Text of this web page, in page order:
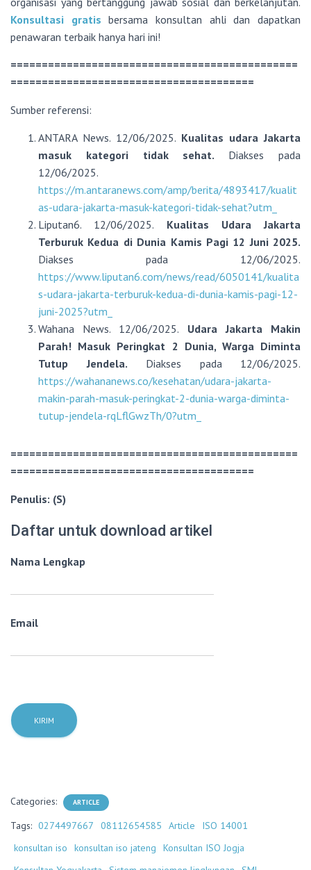
Konsultasi gratis bersama konsultan ahli dan dapatkan
penawaran terbaik hanya hari ini!
==============================================
=======================================
Sumber referensi:
ANTARA News. 12/06/2025. Kualitas udara Jakarta
masuk kategori tidak sehat. Diakses pada
12/06/2025.
https://m.antaranews.com/amp/berita/4893417/kualit
as-udara-jakarta-masuk-kategori-tidak-sehat?utm_
Liputan6. 12/06/2025. Kualitas Udara Jakarta
Terburuk Kedua di Dunia Kamis Pagi 12 Juni 2025.
Diakses pada 12/06/2025.
https://www.liputan6.com/news/read/6050141/kualita
s-udara-jakarta-terburuk-kedua-di-dunia-kamis-pagi-12-
juni-2025?utm_
Wahana News. 12/06/2025.
Udara Jakarta Makin
Parah! Masuk Peringkat 2 Dunia, Warga Diminta
Tutup Jendela.
Diakses pada 12/06/2025.
https://wahananews.co/kesehatan/udara-jakarta-
makin-parah-masuk-peringkat-2-dunia-warga-diminta-
tutup-jendela-rqLflGwzTh/0?utm_
==============================================
=======================================
Penulis: (S)
Daftar untuk download artikel
Nama Lengkap
Email
Categories: ARTICLE
Tags: 0274497667 08112654585 Article
ISO 14001
konsultan iso
konsultan iso jateng
Konsultan ISO Jogja